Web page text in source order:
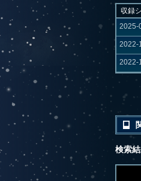
収録
2025-
2022-
2022-
検索